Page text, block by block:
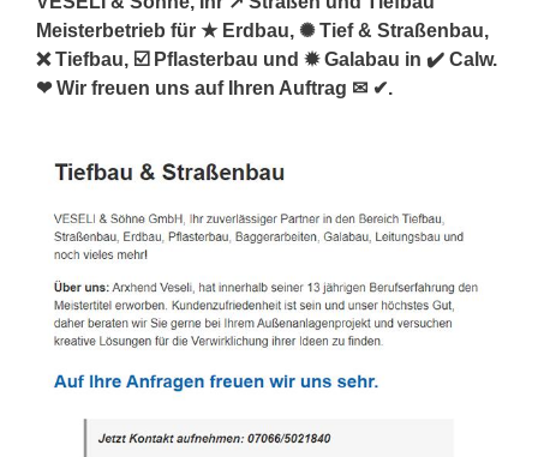
Meisterbetrieb für ★ Erdbau, ✺ Tief & Straßenbau,
❌ Tiefbau, ☑️ Pflasterbau und ✹ Galabau in ✔️ Calw.
❤ Wir freuen uns auf Ihren Auftrag ✉ ✔.